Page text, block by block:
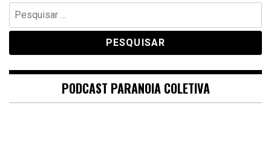
Pesquisar
por:
PODCAST PARANOIA COLETIVA